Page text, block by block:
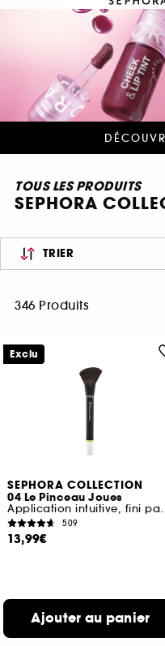
TOUS LES PRODUITS
SEPHORA
TRIER
346 Produits
SEPHORA COLLECTION
04 Le Pinceau Joues
509
13,99€
Ajouter au panier
Exclu